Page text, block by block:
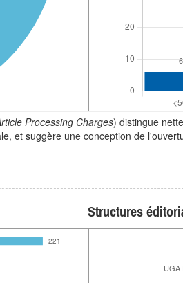
Processing Charges) distingue
et suggère une conception de
Structures